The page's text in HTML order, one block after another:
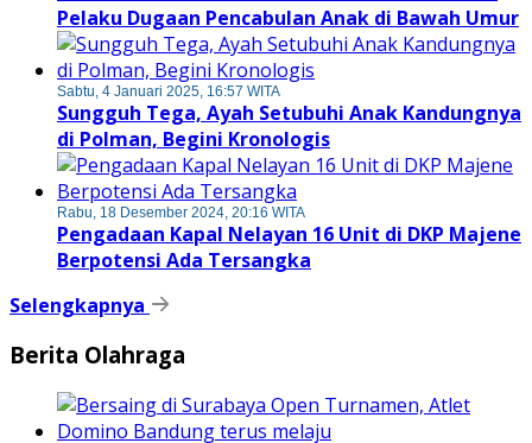
Pelaku Dugaan Pencabulan Anak di Bawah Umur
Sabtu, 4 Januari 2025, 16:57 WITA
Sungguh Tega, Ayah Setubuhi Anak Kandungnya
di Polman, Begini Kronologis
Rabu, 18 Desember 2024, 20:16 WITA
Pengadaan Kapal Nelayan 16 Unit di DKP Majene
Berpotensi Ada Tersangka
Selengkapnya
Berita Olahraga